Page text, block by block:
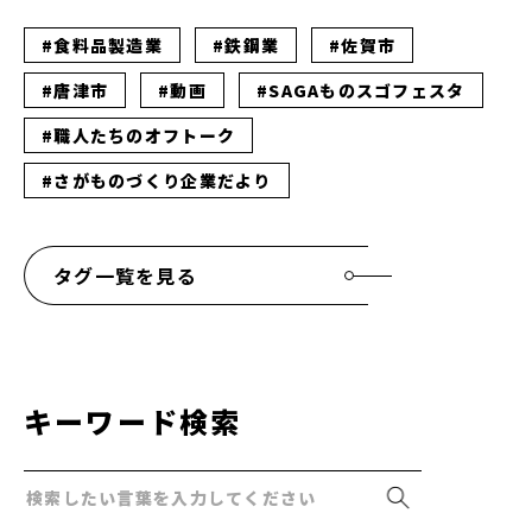
#食料品製造業 #鉄鋼業
#佐賀市
#唐津市
#動画
#SAGAものスゴフェスタ
#職人たちのオフトーク
#さがものづくり企業だより
タグ一覧を見る
キーワード検索